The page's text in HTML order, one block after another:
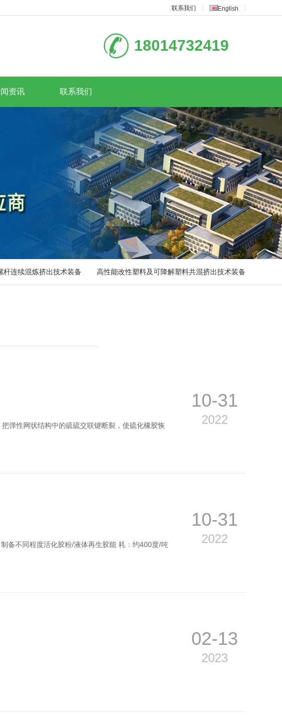
联系我们 English
18014732419
资讯 联系我们
杆连续混炼挤出技术装备 高性能改性塑料及可降解塑料共混挤出技术装备
弹性网状结构中的硫硫交联键断裂，使硫化橡胶恢
10-31
2022
备不同程度活化胶粉/液体再生胶能 耗：约400度/吨
10-31
2022
02-13
2023